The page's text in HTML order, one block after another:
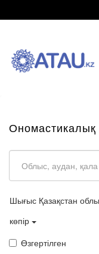
Ономастикалық
Шығыс Қазақстан
көпір
Өзгертілген